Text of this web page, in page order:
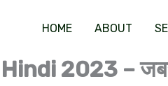
HOME ABOUT
2023 –